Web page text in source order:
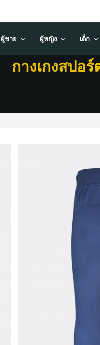
ผู้ชาย ผู้หญิง เด็ก
กางเกงสปอร์